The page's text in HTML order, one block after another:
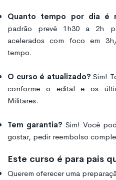
Quanto tempo por dia é
padrão prevê 1h30 a 2h
acelerados com foco em
tempo.
O curso é atualizado? Sim!
conforme o edital e os
Militares.
Tem garantia? Sim! Você
gostar, pedir reembolso
Este curso é para pais
Querem oferecer uma